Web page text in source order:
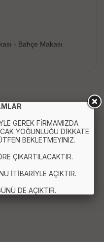
- Bahçe Makası
GEREK FİRMAMIZDA
YOĞUNLUĞU DİKKATE
BEKLETMEYINIZ.
ÇIKARTILACAKTIR.
İTİBARİYLE AÇIKTIR.
DE AÇIKTIR.